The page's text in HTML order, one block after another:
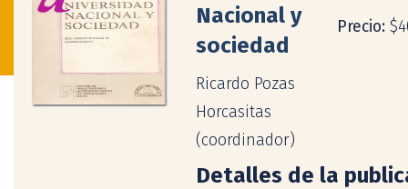
Nacional y
sociedad
Ricardo Pozas
Horcasitas
(coordinador)
Precio:
Detalles de la